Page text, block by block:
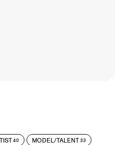
40 MODEL/TALENT33